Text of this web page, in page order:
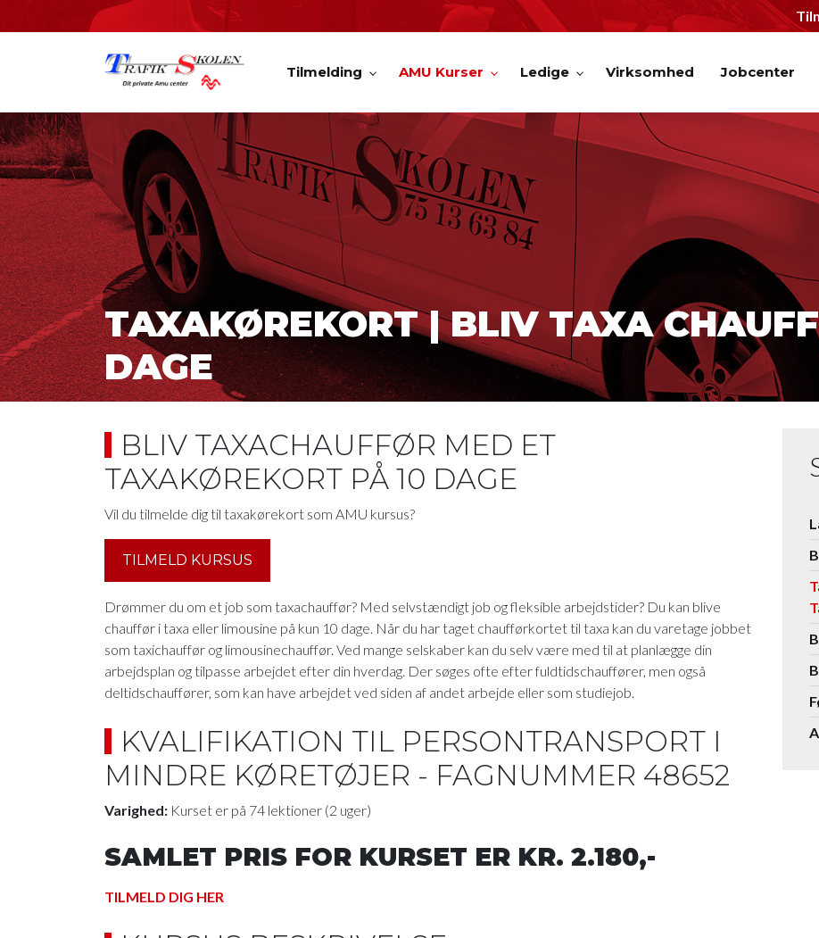
til
Tilmelding AMU Kurser Ledige Virksomhed Jobcenter
TAXAKØREKORT | BLIV TAXA
DAGE
BLIV TAXACHAUFFØR MED ET
TAXAKØREKORT PÅ 10 DAGE
Vil du tilmelde dig til taxakørekort som AMU kursus?
TILMELD KURSUS
Drømmer du om et job som taxachauffør? Med selvstændigt job og fleksible arbejdstider? Du kan blive
chauffør i taxa eller limousine på kun 10 dage. Når du har taget chaufførkortet til taxa kan du varetage jobbet
som taxichauffør og limousinechauffør. Ved mange selskaber kan du selv være med til at planlægge din
arbejdsplan og tilpasse arbejdet efter din hverdag. Der søges ofte efter fuldtidschauffører, men også
deltidschauffører, som kan have arbejdet ved siden af andet arbejde eller som studiejob.
KVALIFIKATION TIL PERSONTRANSPORT I
MINDRE KØRETØJER - FAGNUMMER 48652
Varighed: Kurset er på 74 lektioner (2 uger)
SAMLET PRIS FOR KURSET ER KR. 2.180,-
TILMELD DIG HER